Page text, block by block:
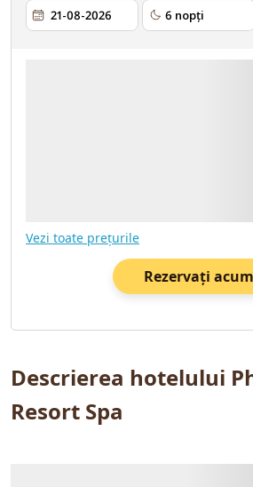
Vezi toate prețurile
Rezervați acum
Descrierea hotelului
Resort Spa